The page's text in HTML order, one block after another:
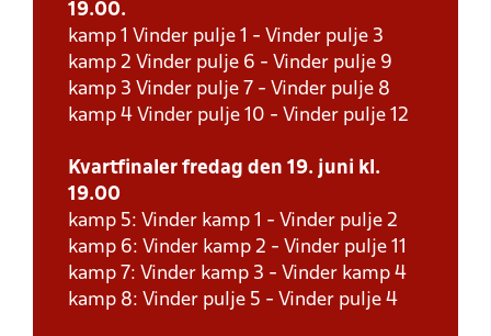
19.00.
kamp 1 Vinder pulje 1 - Vinder pulje 3
kamp 2 Vinder pulje 6 - Vinder pulje 9
kamp 3 Vinder pulje 7 - Vinder pulje 8
kamp 4 Vinder pulje 10 - Vinder pulje 12
Kvartfinaler fredag den 19. juni kl.
19.00
kamp 5: Vinder kamp 1 - Vinder pulje 2
kamp 6: Vinder kamp 2 - Vinder pulje 11
kamp 7: Vinder kamp 3 - Vinder kamp 4
kamp 8: Vinder pulje 5 - Vinder pulje 4